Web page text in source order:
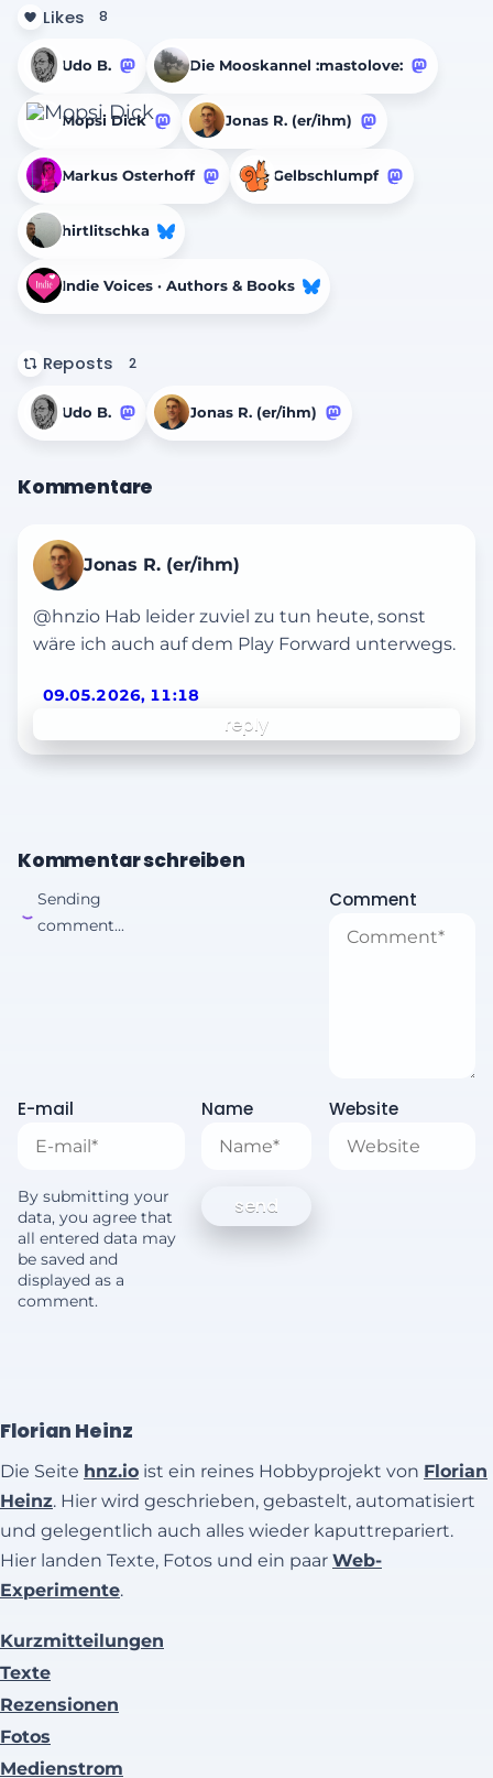
Likes 8
Udo B. Die Mooskannel :mastolove:
Mopsi Dick Jonas R. (er/ihm)
Markus Osterhoff Gelbschlumpf
hirtlitschka
Indie Voices · Authors & Books
Reposts 2
Udo B. Jonas R. (er/ihm)
Kommentare
Jonas R. (er/ihm)
@hnzio Hab leider zuviel zu tun heute, sonst
wäre ich auch auf dem Play Forward unterwegs.
09.05.2026, 11:18
reply
Kommentar schreiben
Sending
comment...
Comment
E-mail Name Website
By submitting your
data, you agree that
all entered data may
be saved and
displayed as a
comment.
Florian Heinz
Die Seite hnz.io ist ein reines Hobbyprojekt von Florian
Heinz. Hier wird geschrieben, gebastelt, automatisiert
und gelegentlich auch alles wieder kaputtrepariert.
Hier landen Texte, Fotos und ein paar Web-
Experimente.
Kurzmitteilungen
Texte
Rezensionen
Fotos
Medienstrom